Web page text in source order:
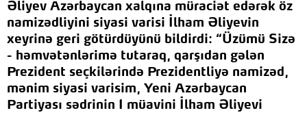
Əliyev Azərbaycan xalqına müraciət edərək öz
namizədliyini siyasi varisi İlham Əliyevin
xeyrinə geri götürdüyünü bildirdi: “Üzümü Sizə
- həmvətənlərimə tutaraq, qarşıdan gələn
Prezident seçkilərində Prezidentliyə namizəd,
mənim siyasi varisim, Yeni Azərbaycan
Partiyası sədrinin I müavini İlham Əliyevi